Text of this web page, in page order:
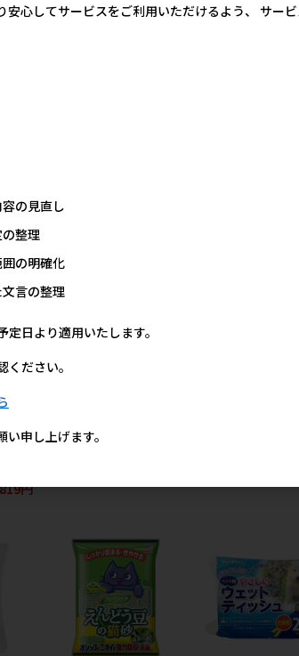
子用
※
最
ス以
カ
円
得ふりかけ 食べやすい小粒
安心してサービスをご利用いただけるよう、 サー
の見直し
整理
の明確化
言の整理
日より適用いたします。
ださい。
申し上げます。